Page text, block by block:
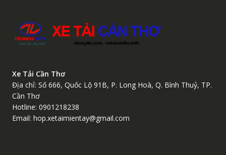
Xe Tải Cần Thơ
Địa chỉ: Số 666, Quốc Lộ 91B, P. Long Hoà, Q. Bình Thuỷ, TP.
Cần Thơ
Hotline: 0901218238
Email: hop.xetaimientay@gmail.com